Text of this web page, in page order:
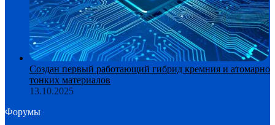
Создан первый работающий гибрид кремния и атомарно
тонких материалов
13.10.2025
Форумы